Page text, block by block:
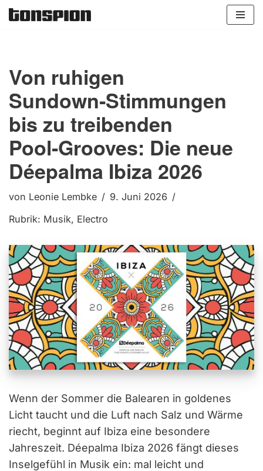
Von ruhigen
Sundown‑Stimmungen
bis zu treibenden
Pool‑Grooves: Die neue
Déepalma Ibiza 2026
von Leonie Lembke
9. Juni 2026
Rubrik: Musik, Electro
Wenn der Sommer die Balearen in goldenes
Licht taucht und die Luft nach Salz und Wärme
riecht, beginnt auf Ibiza eine besondere
Jahreszeit. Déepalma Ibiza 2026 fängt dieses
Inselgefühl in Musik ein: mal leicht und